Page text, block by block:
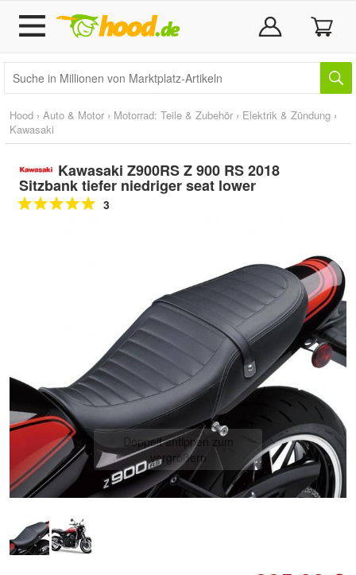
Hood › Auto & Motor › Motorrad: Teile & Zubehör › Elektrik & Zündung ›
Kawasaki
Kawasaki Z900RS Z 900 RS 2018
Sitzbank tiefer niedriger seat lower
3
Doppelt antippen zum
vergrößern